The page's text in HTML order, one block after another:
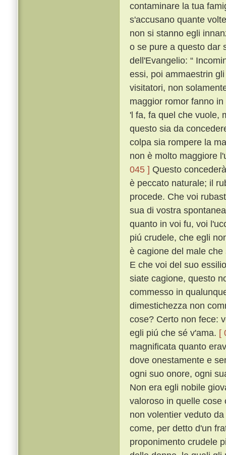
contaminare la tua
s'accusano quante
non si stanno egli
o se pure a questo dar
dell'Evangelio: “
essi, poi ammaestrin
visitatori, non
maggior romor fanno
'l fa, fa quel che vuole,
questo sia da
colpa sia rompere la
non è molto maggiore
045 ] Questo
è peccato naturale; il
procede. Che voi
sua di vostra
quanto in voi fu, voi
piú crudele, che egli
è cagione del male
E che voi del suo
siate cagione, questo
commesso in
dimestichezza non
cose? Certo non fece:
egli piú che sé v'ama. [
magnificata quanto
dove onestamente e
ogni suo onore, ogni
Non era egli nobile
valoroso in quelle cose
non volentier veduto
come, per detto d'un
proponimento crudele